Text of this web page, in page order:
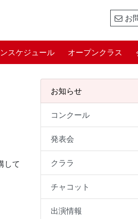
お
スケジュール オープンクラス
して
お知らせ
コンクール
発表会
クララ
チャコット
出演情報